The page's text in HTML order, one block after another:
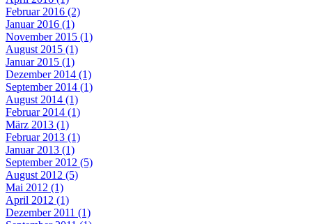
Februar 2016 (2)
Januar 2016 (1)
November 2015 (1)
August 2015 (1)
Januar 2015 (1)
Dezember 2014 (1)
September 2014 (1)
August 2014 (1)
Februar 2014 (1)
März 2013 (1)
Februar 2013 (1)
Januar 2013 (1)
September 2012 (5)
August 2012 (5)
Mai 2012 (1)
April 2012 (1)
Dezember 2011 (1)